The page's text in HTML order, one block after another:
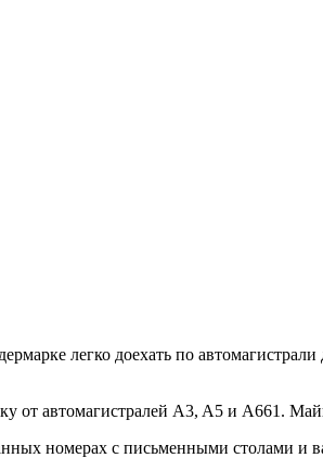
легко доехать по
от автомагистралей A3, A5 и A661.
номерах с письменными столами и